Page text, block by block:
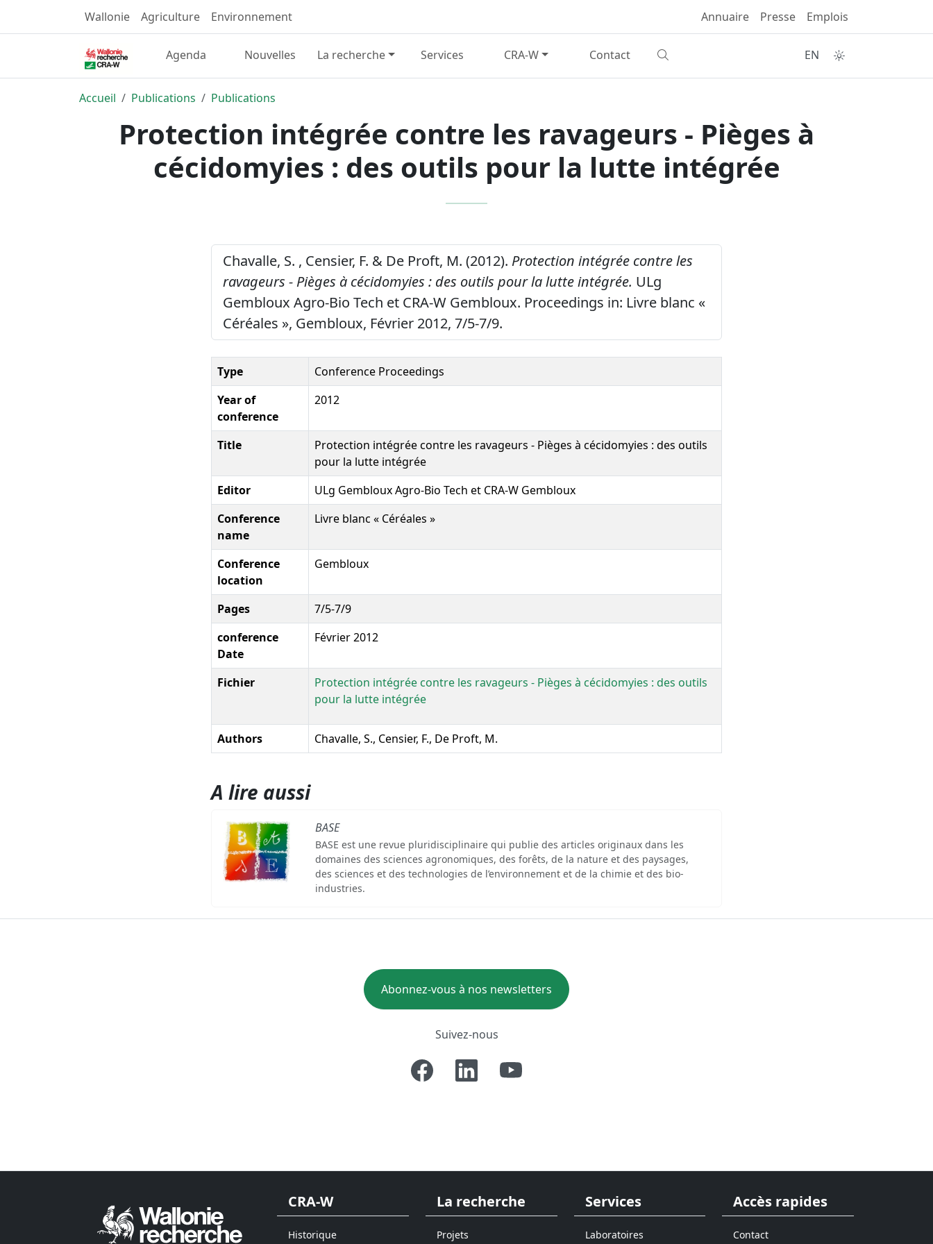
Wallonie Agriculture Environnement Annuaire Presse Emplois
Agenda Nouvelles La recherche Services CRA-W Contact EN
Accueil Publications Publications
Protection intégrée contre les ravageurs - Pièges à
cécidomyies : des outils pour la lutte intégrée
Chavalle, S. , Censier, F. & De Proft, M. (2012). Protection intégrée contre les
ravageurs - Pièges à cécidomyies : des outils pour la lutte intégrée. ULg
Gembloux Agro-Bio Tech et CRA-W Gembloux. Proceedings in: Livre blanc «
Céréales », Gembloux, Février 2012, 7/5-7/9.
Type
Conference Proceedings
Year of
conference
2012
Title
Protection intégrée contre les ravageurs - Pièges à cécidomyies : des outils
pour la lutte intégrée
Editor
ULg Gembloux Agro-Bio Tech et CRA-W Gembloux
Conference
name
Livre blanc « Céréales »
Conference
location
Gembloux
Pages
7/5-7/9
conference
Date
Février 2012
Fichier
Protection intégrée contre les ravageurs - Pièges à cécidomyies : des outils
pour la lutte intégrée
Authors Chavalle, S., Censier, F., De Proft, M.
A lire aussi
BASE
BASE est une revue pluridisciplinaire qui publie des articles originaux dans les
domaines des sciences agronomiques, des forêts, de la nature et des paysages,
des sciences et des technologies de l’environnement et de la chimie et des bio-
industries.
Abonnez-vous à nos newsletters
Suivez-nous
CRA-W
Historique
La recherche
Projets
Services
Laboratoires
Accès rapides
Contact